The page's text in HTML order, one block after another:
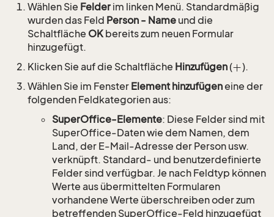
Wählen Sie Felder im linken Menü. Standardmäßig
wurden das Feld Person - Name und die
Schaltfläche OK bereits zum neuen Formular
hinzugefügt.
Klicken Sie auf die Schaltfläche Hinzufügen(
).
Wählen Sie im Fenster Element hinzufügeneine der
folgenden Feldkategorien aus:
SuperOffice-Elemente: Diese Felder sind mit
SuperOffice-Daten wie dem Namen, dem
Land, der E-Mail-Adresse der Person usw.
verknüpft. Standard- und benutzerdefinierte
Felder sind verfügbar. Je nach Feldtyp können
Werte aus übermittelten Formularen
vorhandene Werte überschreiben oder zum
betreffenden SuperOffice-Feld hinzugefügt